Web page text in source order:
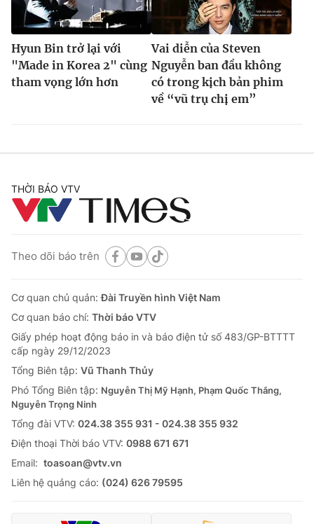
Hyun Bin trở lại với
"Made in Korea 2" cùng
tham vọng lớn hơn
Vai diễn của Steven
Nguyễn ban đầu không
có trong kịch bản phim
về “vũ trụ chị em”
THỜI BÁO VTV
Theo dõi báo trên
Cơ quan chủ quản:Đài Truyền hình Việt Nam
Cơ quan báo chí: Thời báo VTV
Giấy phép hoạt động báo in và báo điện tử số 483/GP-BTTTT
cấp ngày 29/12/2023
Tổng Biên tập: Vũ Thanh Thủy
Phó Tổng Biên tập: Nguyễn Thị Mỹ Hạnh, Phạm Quốc Thắng,
Nguyễn Trọng Ninh
Tổng đài VTV: 024.38 355 931 - 024.38 355 932
Ðiện thoại Thời báo VTV: 0988 671 671
Email: toasoan@vtv.vn
Liên hệ quảng cáo: (024) 626 79595